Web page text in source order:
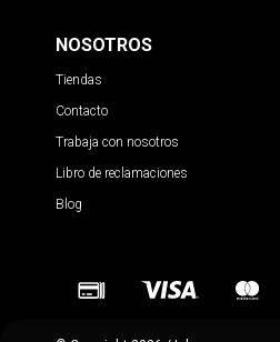
NOSOTROS
Tiendas
Contacto
Trabaja con nosotros
Libro de reclamaciones
Blog